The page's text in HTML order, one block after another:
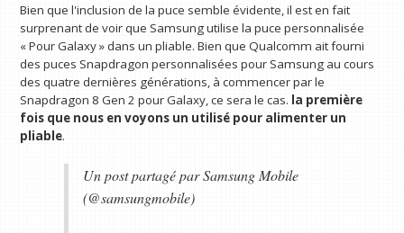
Bien que l'inclusion de la puce semble évidente, il est en fait
surprenant de voir que Samsung utilise la puce personnalisée
« Pour Galaxy » dans un pliable. Bien que Qualcomm ait fourni
des puces Snapdragon personnalisées pour Samsung au cours
des quatre dernières générations, à commencer par le
Snapdragon 8 Gen 2 pour Galaxy, ce sera le cas. la première
fois que nous en voyons un utilisé pour alimenter un
pliable.
Un post partagé par Samsung Mobile
(@samsungmobile)